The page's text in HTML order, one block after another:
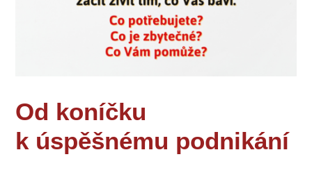
Od koníčku
k úspěšnému podnikání